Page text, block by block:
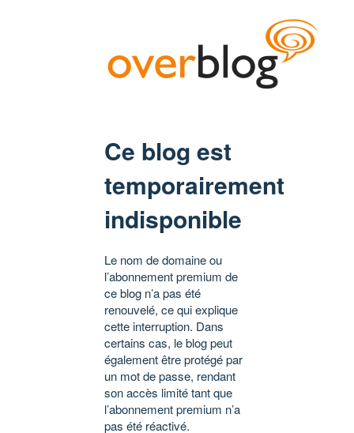
Ce blog est
temporairement
indisponible
Le nom de domaine ou
l’abonnement premium de
ce blog n’a pas été
renouvelé, ce qui explique
cette interruption. Dans
certains cas, le blog peut
également être protégé par
un mot de passe, rendant
son accès limité tant que
l’abonnement premium n’a
pas été réactivé.